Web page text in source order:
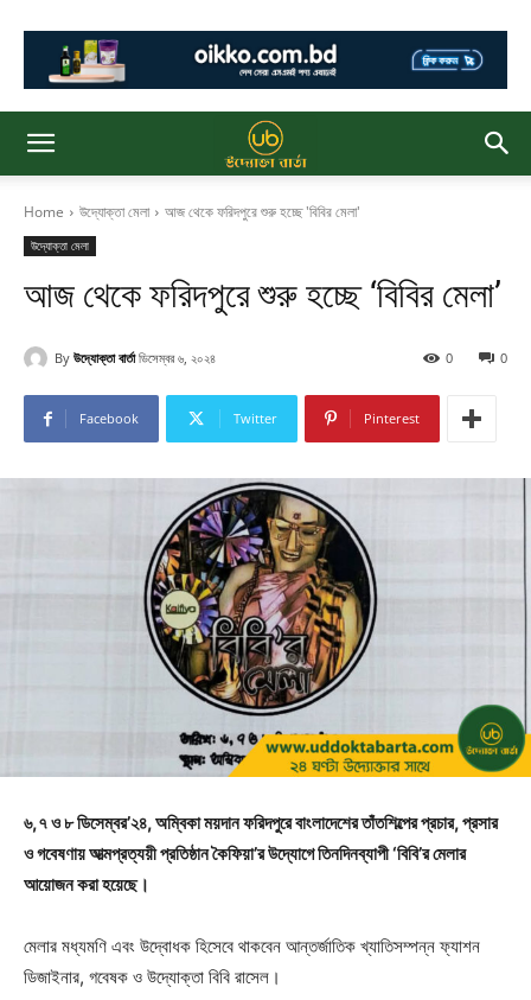
Home উদ্যোক্তা মেলা আজ থেকে ফরিদপুরে শুরু হচ্ছে 'বিবির মেলা'
উদ্যোক্তা মেলা
আজ থেকে ফরিদপুরে শুরু হচ্ছে ‘বিবির মেলা’
By উদ্যোক্তা বার্তা ডিসেম্বর ৬, ২০২৪ 0
0
Facebook Twitter Pinterest
৬,৭ ও ৮ ডিসেম্বর’২৪, অম্বিকা ময়দান ফরিদপুরে বাংলাদেশের তাঁতশিল্পের প্রচার, প্রসার
ও গবেষণায় আত্মপ্রত্যয়ী প্রতিষ্ঠান কৈফিয়া’র উদ্যোগে তিনদিনব্যাপী ‘বিবি’র মেলার
আয়োজন করা হয়েছে।
মেলার মধ্যমণি এবং উদ্বোধক হিসেবে থাকবেন আন্তর্জাতিক খ্যাতিসম্পন্ন ফ্যাশন
ডিজাইনার, গবেষক ও উদ্যোক্তা বিবি রাসেল।